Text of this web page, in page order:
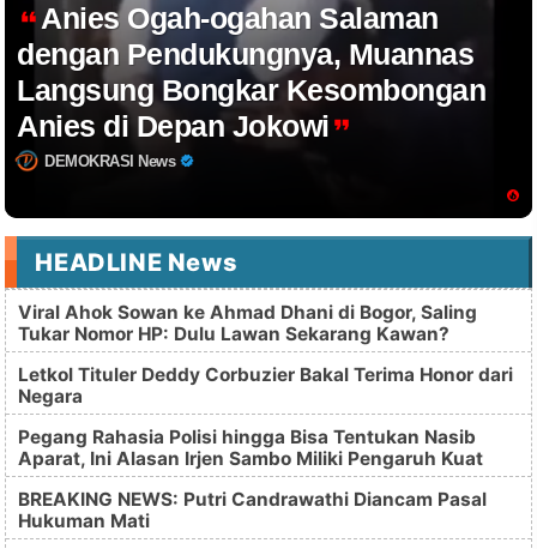
Anies Ogah-ogahan Salaman
dengan Pendukungnya, Muannas
Langsung Bongkar Kesombongan
Anies di Depan Jokowi
DEMOKRASI News
HEADLINE News
Viral Ahok Sowan ke Ahmad Dhani di Bogor, Saling
Tukar Nomor HP: Dulu Lawan Sekarang Kawan?
Letkol Tituler Deddy Corbuzier Bakal Terima Honor dari
Negara
Pegang Rahasia Polisi hingga Bisa Tentukan Nasib
Aparat, Ini Alasan Irjen Sambo Miliki Pengaruh Kuat
BREAKING NEWS: Putri Candrawathi Diancam Pasal
Hukuman Mati